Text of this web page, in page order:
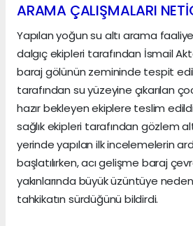
ARAMA ÇALIŞMALARI
Yapılan yoğun su altı arama
dalgıç ekipleri tarafından İsmail
baraj gölünün zemininde tespit
tarafından su yüzeyine çıkarılan
hazır bekleyen ekiplere teslim edildi.
sağlık ekipleri tarafından gözlem
yerinde yapılan ilk incelemelerin
başlatılırken, acı gelişme baraj
yakınlarında büyük üzüntüye
tahkikatın sürdüğünü bildirdi.